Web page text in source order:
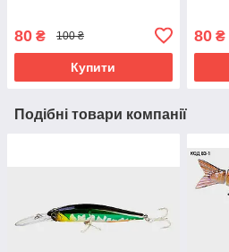
80 ₴ 100 ₴
Купити
80₴
Подібні товари компанії